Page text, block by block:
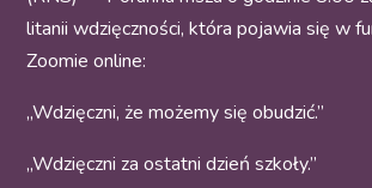
litanii wdzięczności, która pojawia się w
Zoomie online:
„Wdzięczni, że możemy się obudzić.”
„Wdzięczni za ostatni dzień szkoły.”